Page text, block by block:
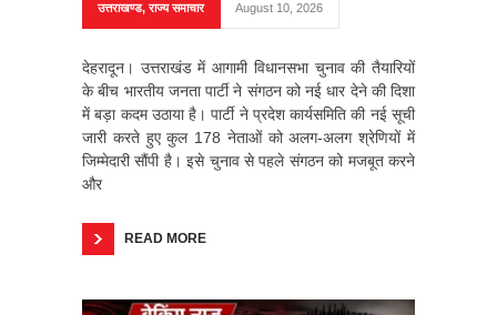
उत्तराखण्ड,राज्य समाचार August 10, 2026
देहरादून। उत्तराखंड में आगामी विधानसभा चुनाव की तैयारियों
के बीच भारतीय जनता पार्टी ने संगठन को नई धार देने की दिशा
में बड़ा कदम उठाया है। पार्टी ने प्रदेश कार्यसमिति की नई सूची
जारी करते हुए कुल 178 नेताओं को अलग-अलग श्रेणियों में
जिम्मेदारी सौंपी है। इसे चुनाव से पहले संगठन को मजबूत करने
और
READ MORE